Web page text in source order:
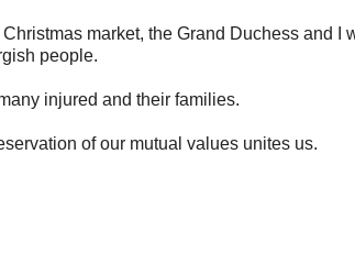
market, the Grand Duchess and I
people.
injured and their families.
of our mutual values unites us.